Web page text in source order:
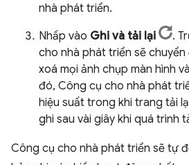
nhà phát triển.
Nhấp vào Ghi và tải lại
.
cho nhà phát triển sẽ chuyển
xoá mọi ảnh chụp màn hình
đó, Công cụ cho nhà phát
hiệu suất trong khi trang tải
ghi sau vài giây khi quá trình
Công cụ cho nhà phát triển sẽ tự